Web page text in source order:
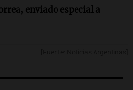
enviado especial a